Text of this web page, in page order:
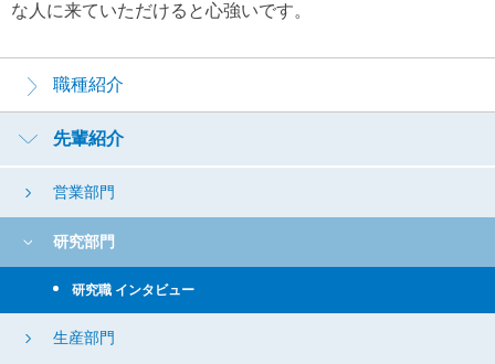
な人に来ていただけると心強いです。
職種紹介
先輩紹介
営業部門
研究部門
研究職 インタビュー
生産部門